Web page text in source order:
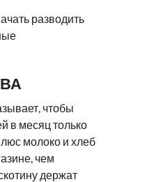
разводить
чтобы
в месяц только
молоко и хлеб
чем
держат